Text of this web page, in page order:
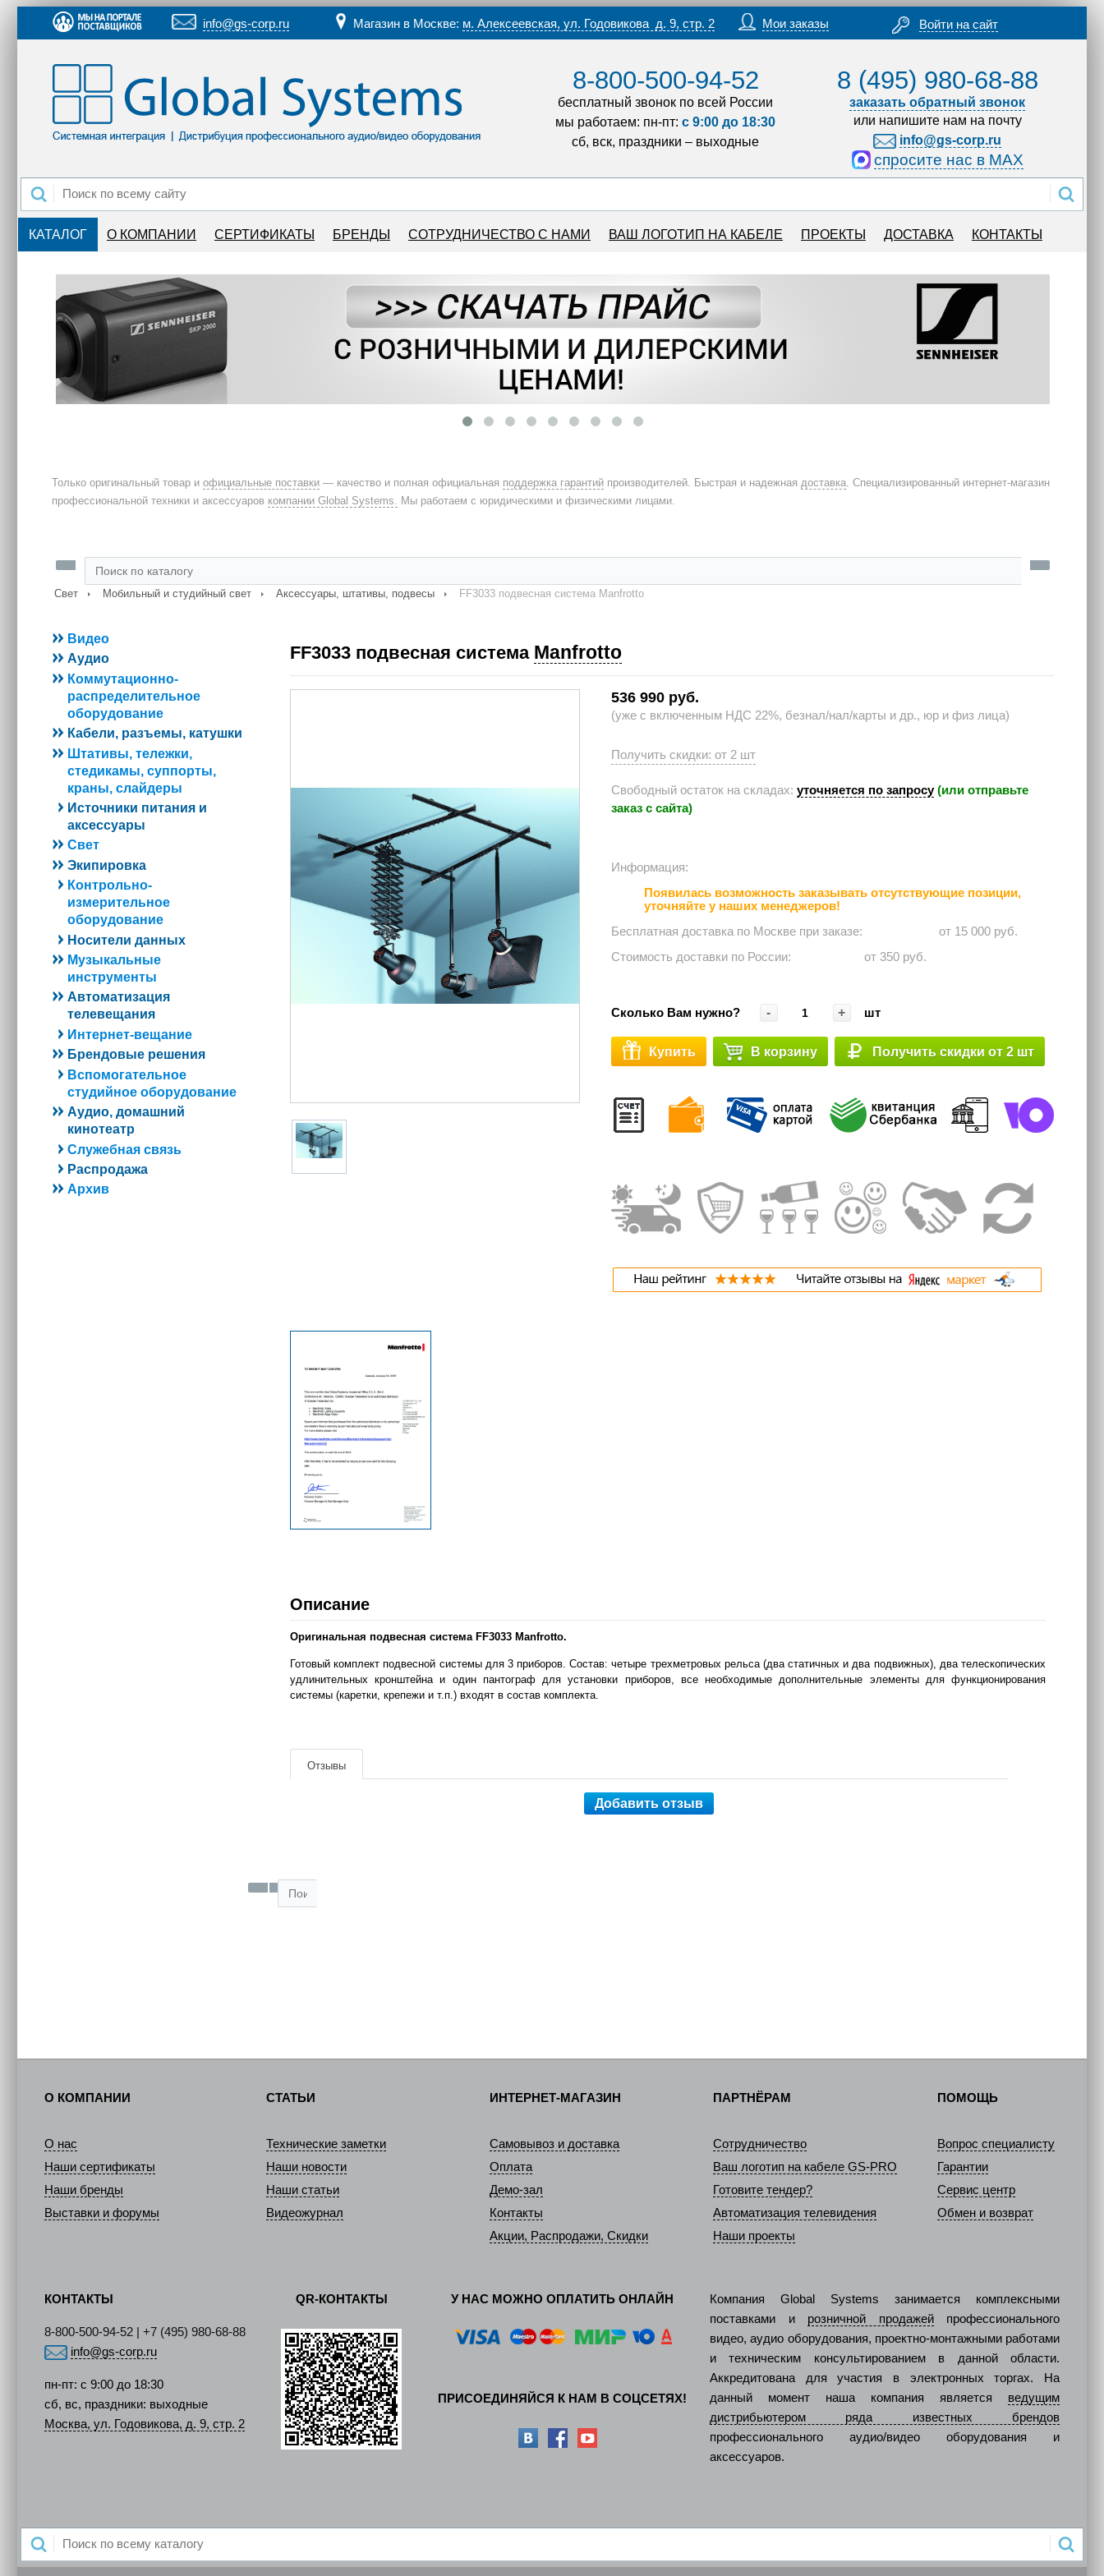
info@gs-corp.ru Магазин в Москве: м. Алексеевская, ул. Годовикова д. 9, стр. 2 Мои заказы Войти на сайт
8-800-500-94-52
бесплатный звонок по всей России
мы работаем: пн-пт: с 9:00 до 18:30
сб, вск, праздники – выходные
8 (495) 980-68-88
заказать обратный звонок
или напишите нам на почту
info@gs-corp.ru
спросите нас в MAX
КАТАЛОГ О КОМПАНИИ СЕРТИФИКАТЫ БРЕНДЫ СОТРУДНИЧЕСТВО С НАМИ ВАШ ЛОГОТИП НА КАБЕЛЕ ПРОЕКТЫ ДОСТАВКА КОНТАКТЫ
Только оригинальный товар и официальные поставки — качество и полная официальная поддержка гарантий производителей. Быстрая и надежная доставка. Специализированный интернет-магазин
профессиональной техники и аксессуаров компании Global Systems. Мы работаем с юридическими и физическими лицами.
Свет Мобильный и студийный свет Аксессуары, штативы, подвесы FF3033 подвесная система Manfrotto
Видео
Аудио
Коммутационно-
распределительное
оборудование
Кабели, разъемы, катушки
Штативы, тележки,
стедикамы, суппорты,
краны, слайдеры
Источники питания и
аксессуары
Свет
Экипировка
Контрольно-
измерительное
оборудование
Носители данных
Музыкальные
инструменты
Автоматизация
телевещания
Интернет-вещание
Брендовые решения
Вспомогательное
студийное оборудование
Аудио, домашний
кинотеатр
Служебная связь
Распродажа
Архив
FF3033 подвесная система Manfrotto
536 990 руб.
(уже с включенным НДС 22%, безнал/нал/карты и др., юр и физ лица)
Получить скидки: от 2 шт
Свободный остаток на складах: уточняется по запросу(или отправьте
заказ с сайта)
Информация:⠀⠀⠀⠀
Появилась возможность заказывать отсутствующие позиции,
уточняйте у наших менеджеров!
Бесплатная доставка по Москве при заказе: ⠀⠀⠀⠀
от 15 000 руб.
Стоимость доставки по России:⠀⠀⠀⠀
от 350 руб.
Сколько Вам нужно? - + шт
Купить В корзину Получить скидки от 2 шт
Описание
Оригинальная подвесная система FF3033 Manfrotto.
Готовый комплект подвесной системы для 3 приборов. Состав: четыре трехметровых рельса (два статичных и два подвижных), два телескопических
удлинительных кронштейна и один пантограф для установки приборов, все необходимые дополнительные элементы для функционирования
системы (каретки, крепежи и т.п.) входят в состав комплекта.
Отзывы
Добавить отзыв
О КОМПАНИИ
О нас
Наши сертификаты
Наши бренды
Выставки и форумы
СТАТЬИ
Технические заметки
Наши новости
Наши статьи
Видеожурнал
ИНТЕРНЕТ-МАГАЗИН
Самовывоз и доставка
Оплата
Демо-зал
Контакты
Акции, Распродажи, Скидки
ПАРТНЁРАМ
Сотрудничество
Ваш логотип на кабеле GS-PRO
Готовите тендер?
Автоматизация телевидения
Наши проекты
ПОМОЩЬ
Вопрос специалисту
Гарантии
Сервис центр
Обмен и возврат
КОНТАКТЫ
8-800-500-94-52 | +7 (495) 980-68-88
info@gs-corp.ru
пн-пт: с 9:00 до 18:30
сб, вс, праздники: выходные
Москва, ул. Годовикова, д. 9, стр. 2
QR-КОНТАКТЫ У НАС МОЖНО ОПЛАТИТЬ ОНЛАЙН
ПРИСОЕДИНЯЙСЯ К НАМ В СОЦСЕТЯХ!
Компания Global Systems занимается комплексными
поставками и розничной продажейпрофессионального
видео, аудио оборудования, проектно-монтажными работами
и техническим консультированием в данной области.
Аккредитована для участия в электронных торгах. На
данный момент наша компания является ведущим
дистрибьютером ряда известных брендов
профессионального аудио/видео оборудования и
аксессуаров.